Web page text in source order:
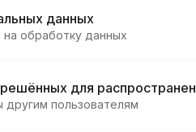
данных
на обработку данных
для
пользователям